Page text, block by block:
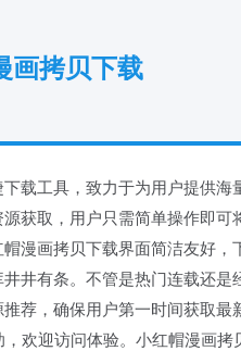
画拷贝下载
载工具，致力于为用户提供海
获取，用户只需简单操作即可
漫画拷贝下载界面简洁友好，
井有条。不管是热门连载还是
荐，确保用户第一时间获取最
欢迎访问体验。小红帽漫画拷